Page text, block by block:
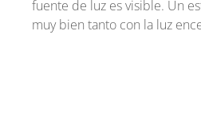
fuente de luz es visible. Un
muy bien tanto con la luz